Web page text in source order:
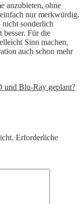
anzubieten, ohne
nur merkwürdig.
sonderlich
besser. Für die
Sinn machen,
auch schon mehr
und Blu-Ray geplant?
Erforderliche